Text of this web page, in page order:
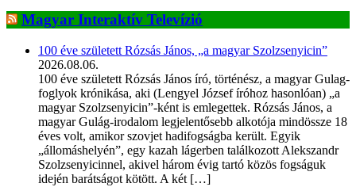
Magyar Interaktív Televízió
100 éve született Rózsás János, „a magyar Szolzsenyicin”
2026.08.06.
100 éve született Rózsás János író, történész, a magyar Gulag-
foglyok krónikása, aki (Lengyel József íróhoz hasonlóan) „a
magyar Szolzsenyicin”-ként is emlegettek. Rózsás János, a
magyar Gulág-irodalom legjelentősebb alkotója mindössze 18
éves volt, amikor szovjet hadifogságba került. Egyik
„állomáshelyén”, egy kazah lágerben találkozott Alekszandr
Szolzsenyicinnel, akivel három évig tartó közös fogságuk
idején barátságot kötött. A két […]